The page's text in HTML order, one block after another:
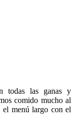
todas las ganas y
comido mucho al
menú largo con el